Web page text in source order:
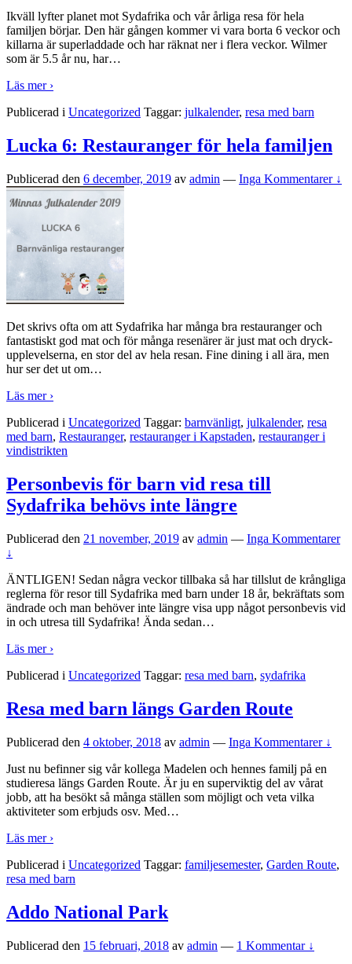
Ikväll lyfter planet mot Sydafrika och vår årliga resa för hela
familjen börjar. Den här gången kommer vi vara borta 6 veckor och
killarna är superladdade och har räknat ner i flera veckor. Wilmer
som är 5.5 år nu, har…
Läs mer ›
Publicerad i Uncategorized Taggar: julkalender, resa med barn
Lucka 6: Restauranger för hela familjen
Publicerad den 6 december, 2019 av admin — Inga Kommentarer ↓
Det skrivs ofta om att Sydafrika har många bra restauranger och
fantastiskt god mat och för många resenärer är just mat och dryck-
upplevelserna, en stor del av hela resan. Fine dining i all ära, men
hur ser det ut om…
Läs mer ›
Publicerad i Uncategorized Taggar: barnvänligt, julkalender, resa
med barn, Restauranger, restauranger i Kapstaden, restauranger i
vindistrikten
Personbevis för barn vid resa till
Sydafrika behövs inte längre
Publicerad den 21 november, 2019 av admin — Inga Kommentarer
↓
ÄNTLIGEN! Sedan några veckor tillbaka så har tillslut de krångliga
reglerna för resor till Sydafrika med barn under 18 år, bekräftats som
ändrade och man behöver inte längre visa upp något personbevis vid
in och utresa till Sydafrika! Ända sedan…
Läs mer ›
Publicerad i Uncategorized Taggar: resa med barn, sydafrika
Resa med barn längs Garden Route
Publicerad den 4 oktober, 2018 av admin — Inga Kommentarer ↓
Just nu befinner sig vår kollega Madelen och hennes familj på en
studieresa längs Garden Route. Är ju en superviktig del av vårat
jobb, att ha besökt så många ställen som möjligt och veta vilka
aktiviteter som erbjuds osv. Med…
Läs mer ›
Publicerad i Uncategorized Taggar: familjesemester, Garden Route,
resa med barn
Addo National Park
Publicerad den 15 februari, 2018 av admin — 1 Kommentar ↓